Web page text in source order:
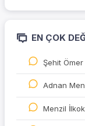
EN ÇOK
Şehit
Adnan
Menzil